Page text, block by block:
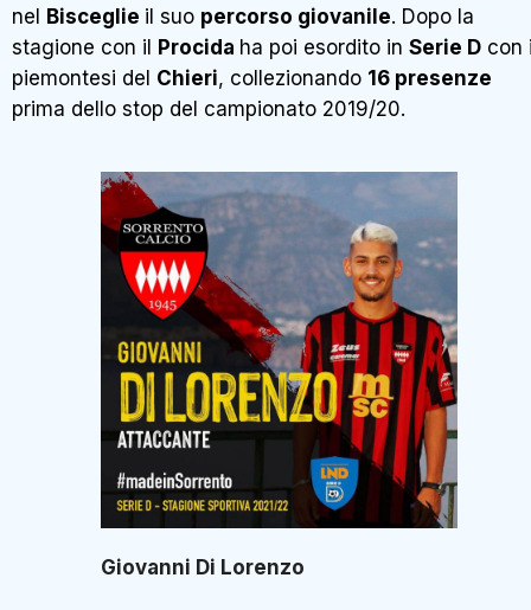
nel
Bisceglie il suo percorso giovanile. Dopo la
stagione con il
Procida ha poi esordito in Serie D con
piemontesi del Chieri, collezionando 16 presenze
prima dello stop del campionato 2019/20.
Giovanni Di Lorenzo